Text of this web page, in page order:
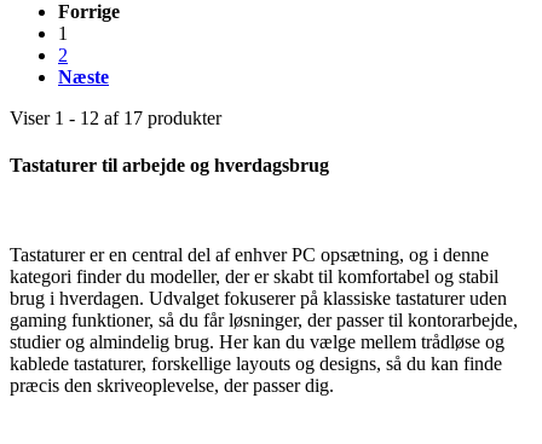
Forrige
1
2
Næste
Viser 1 - 12 af 17 produkter
Tastaturer til arbejde og hverdagsbrug
Tastaturer er en central del af enhver PC opsætning, og i denne
kategori finder du modeller, der er skabt til komfortabel og stabil
brug i hverdagen. Udvalget fokuserer på klassiske tastaturer uden
gaming funktioner, så du får løsninger, der passer til kontorarbejde,
studier og almindelig brug. Her kan du vælge mellem trådløse og
kablede tastaturer, forskellige layouts og designs, så du kan finde
præcis den skriveoplevelse, der passer dig.